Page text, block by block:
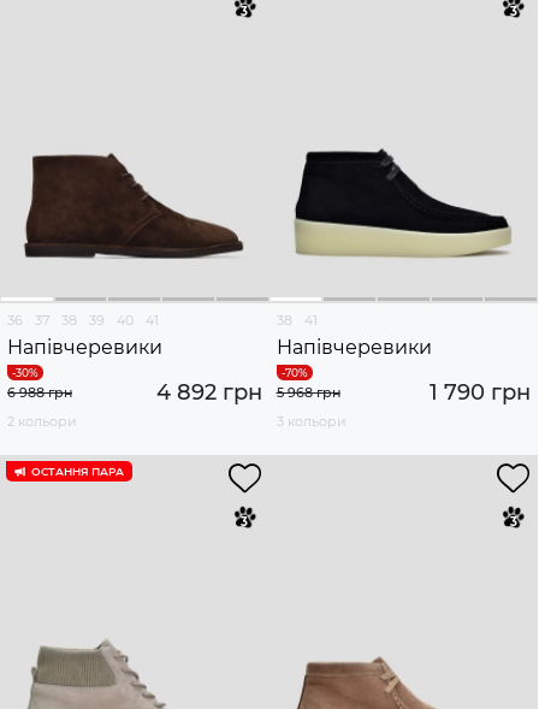
36 37 38 39 40 41
Напівчеревики
4 892 грн
6 988 грн
2 кольори
38 41
Напівчеревики
1 790 грн
5 968 грн
3 кольори
ОСТАННЯ ПАРА